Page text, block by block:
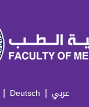
| Deutsch | عربي